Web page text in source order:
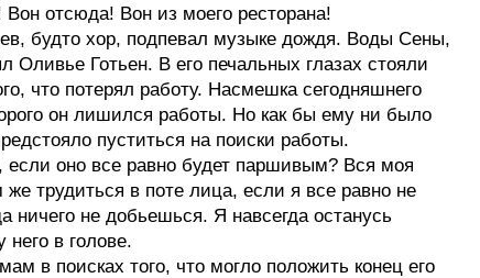
отсюда! Вон из моего ресторана!
будто хор, подпевал музыке дождя. Воды Сены,
Оливье Готьен. В его печальных глазах стояли
что потерял работу. Насмешка сегодняшнего
он лишился работы. Но как бы ему ни было
пуститься на поиски работы.
оно все равно будет паршивым? Вся моя
трудиться в поте лица, если я все равно не
не добьешься. Я навсегда останусь
в голове.
в поисках того, что могло положить конец его